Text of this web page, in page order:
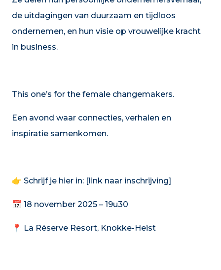
de uitdagingen van duurzaam en tijdloos
ondernemen, en hun visie op vrouwelijke kracht
in business.
This one’s for the female changemakers.
Een avond waar connecties, verhalen en
inspiratie samenkomen.
👉 Schrijf je hier in: [link naar inschrijving]
📅 18 november 2025 – 19u30
📍 La Réserve Resort, Knokke-Heist